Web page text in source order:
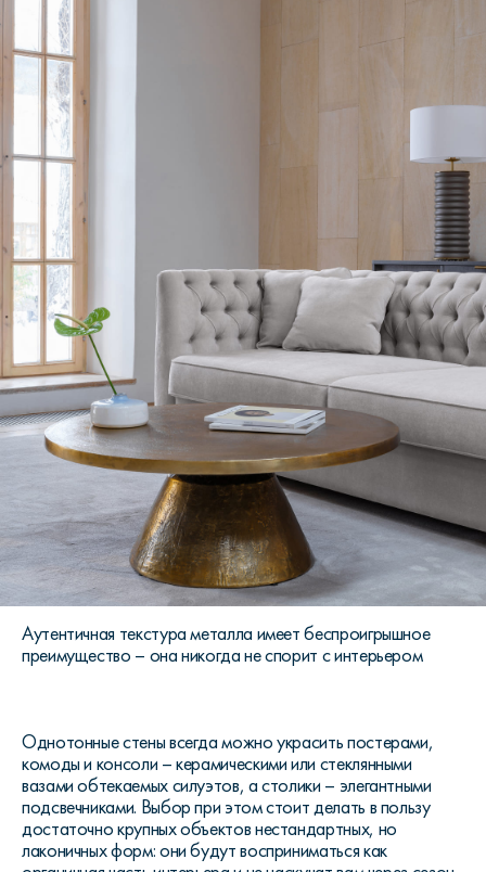
Аутентичная текстура металла имеет беспроигрышное
преимущество – она никогда не спорит с интерьером
Однотонные стены всегда можно украсить постерами,
комоды и консоли – керамическими или стеклянными
вазами обтекаемых силуэтов, а столики – элегантными
подсвечниками. Выбор при этом стоит делать в пользу
достаточно крупных объектов нестандартных, но
лаконичных форм: они будут восприниматься как